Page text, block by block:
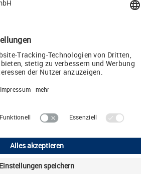
Lütze AG
2 • CH-8854 Siebnen
450 23-23 • E-Mail:info(at)luetze.ch